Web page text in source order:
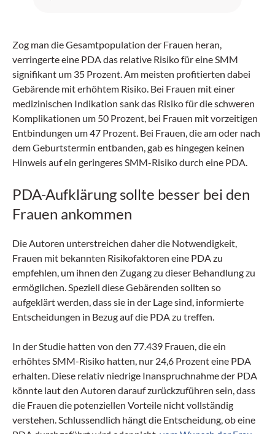
Zog man die Gesamtpopulation der Frauen heran,
verringerte eine PDA das relative Risiko für eine SMM
signifikant um 35 Prozent. Am meisten profitierten dabei
Gebärende mit erhöhtem Risiko. Bei Frauen mit einer
medizinischen Indikation sank das Risiko für die schweren
Komplikationen um 50 Prozent, bei Frauen mit vorzeitigen
Entbindungen um 47 Prozent. Bei Frauen, die am oder nach
dem Geburtstermin entbanden, gab es hingegen keinen
Hinweis auf ein geringeres SMM-Risiko durch eine PDA.
PDA-Aufklärung sollte besser bei den
Frauen ankommen
Die Autoren unterstreichen daher die Notwendigkeit,
Frauen mit bekannten Risikofaktoren eine PDA zu
empfehlen, um ihnen den Zugang zu dieser Behandlung zu
ermöglichen. Speziell diese Gebärenden sollten so
aufgeklärt werden, dass sie in der Lage sind, informierte
Entscheidungen in Bezug auf die PDA zu treffen.
In der Studie hatten von den 77.439 Frauen, die ein
erhöhtes SMM-Risiko hatten, nur 24,6 Prozent eine PDA
erhalten. Diese relativ niedrige Inanspruchnahme der PDA
könnte laut den Autoren darauf zurückzuführen sein, dass
die Frauen die potenziellen Vorteile nicht vollständig
verstehen. Schlussendlich hängt die Entscheidung, ob eine